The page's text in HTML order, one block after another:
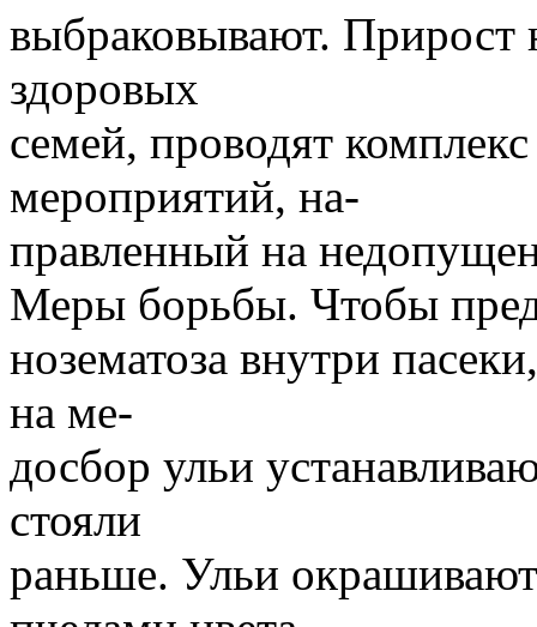
выбраковывают. Прирост
здоровых
семей, проводят
мероприятий, на-
правленный на
Меры борьбы. Чтобы
нозематоза внутри
на ме-
досбор ульи
стояли
раньше. Ульи